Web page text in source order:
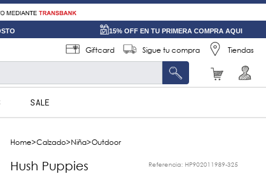
15% OFF EN TU PRIMERA COMPRA AQUI
Giftcard Sigue tu compra Tiendas
SALE
Calzado Niña Outdoor
Hush Puppies Referencia: HP902011989-325